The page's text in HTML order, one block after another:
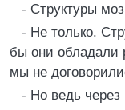
- Структуры
- Не только.
бы они обладали
мы не
- Но ведь через